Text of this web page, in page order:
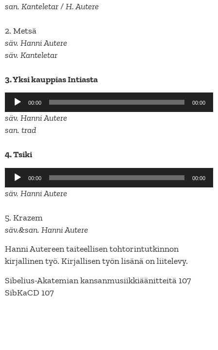
san. Kanteletar / H. Autere
2. Metsä
säv. Hanni Autere
säv. Kanteletar
3. Yksi kauppias Intiasta
Äänitoistin
00:00 00:00
säv. Hanni Autere
san. trad
4. Tsiki
Äänitoistin
00:00 00:00
säv. Hanni Autere
5. Krazem
säv.&san. Hanni Autere
Hanni Autereen taiteellisen tohtorintutkinnon
kirjallinen työ. Kirjallisen työn lisänä on liitelevy.
Sibelius-Akatemian kansanmusiikkiäänitteitä 107
SibKaCD 107